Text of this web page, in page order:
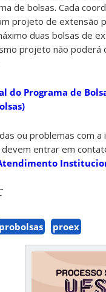
de bolsas. Cada
projeto de extensão
duas bolsas de
projeto não poderá
do Programa de
ou problemas com a
entrar em
probolsas proex